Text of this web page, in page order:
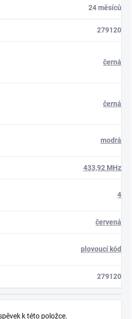
24 měsíců
279120
černá
černá
modrá
433,92 MHz
4
červená
plovoucí kód
279120
k této položce.